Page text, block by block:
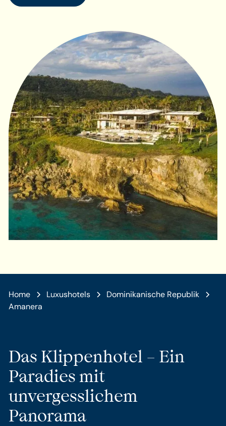
Home Luxushotels
Dominikanische Republik
Amanera
Das Klippenhotel – Ein
Paradies mit
unvergesslichem
Panorama